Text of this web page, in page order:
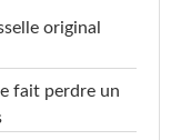
original
fait perdre un